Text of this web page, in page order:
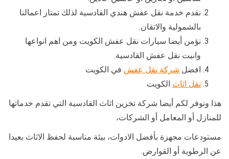
نقدم خدمة نقل عفش هندي القادسية لذلك تمتاز اعمالنا
بالشمولية والاتقان.
نؤمن أيضا سيارات نقل عفش الكويت ومن اهم انواعها
وانيت نقل عفش القادسية.
افضل شركة نقل عفش في الكويت
نقل اثاث الكويت
هذا ونوفر لكم أيضا شركة تخزين اثاث القادسية التي تقدم خدماتها
للمنازل أو المعامل أو الشركات،
مستودعات مجهزة بأفضل الادوات، بيئة مناسبة لحفظ الاثاث بعيدا
عن الرطوبة أو القوارض.